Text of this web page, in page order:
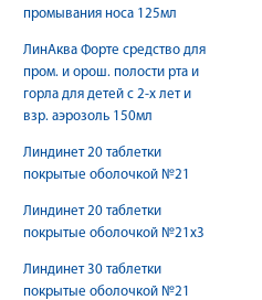
промывания носа 125мл
ЛинАква Форте средство для
пром. и орош. полости рта и
горла для детей с 2-х лет и
взр. аэрозоль 150мл
Линдинет 20 таблетки
покрытые оболочкой №21
Линдинет 20 таблетки
покрытые оболочкой №21х3
Линдинет 30 таблетки
покрытые оболочкой №21